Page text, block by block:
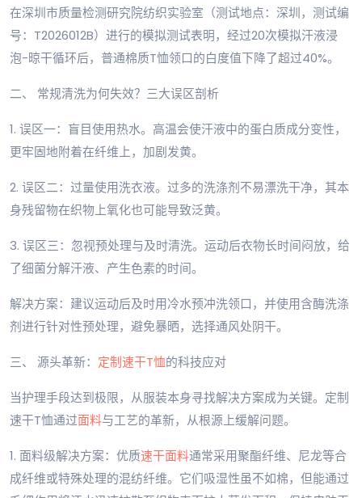
在深圳市质量检测研究院纺织实验室（测试地点：深圳，测试编
号：T2026012B）进行的模拟测试表明，经过20次模拟汗液浸
泡-晾干循环后，普通棉质T恤领口的白度值下降了超过40%。
二、 常规清洗为何失效？三大误区剖析
1. 误区一：盲目使用热水。高温会使汗液中的蛋白质成分变性，
更牢固地附着在纤维上，加剧发黄。
2. 误区二：过量使用洗衣液。过多的洗涤剂不易漂洗干净，其本
身残留物在织物上氧化也可能导致泛黄。
3. 误区三：忽视预处理与及时清洗。运动后衣物长时间闷放，给
了细菌分解汗液、产生色素的时间。
解决方案：建议运动后及时用冷水预冲洗领口，并使用含酶洗涤
剂进行针对性预处理，避免暴晒，选择通风处阴干。
三、 源头革新： 定制速干T恤的科技应对
当护理手段达到极限，从服装本身寻找解决方案成为关键。定制
速干T恤通过面料与工艺的革新，从根源上缓解问题。
1. 面料级解决方案：优质速干面料通常采用聚酯纤维、尼龙等合
成纤维或特殊处理的混纺纤维。它们吸湿性虽不如棉，但能通过